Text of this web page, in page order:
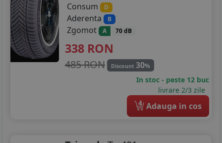
Consum
D
Aderenta B
Zgomot A 70 dB
338 RON
485 RON Discount 30%
In stoc - peste 12 buc
livrare 2/3 zile
4 Adauga in cos